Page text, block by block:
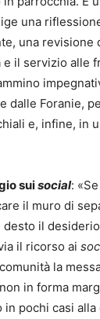
una
una revisione
e il servizio alle
dalle Foranie,
e, infine, in
suisocial:
il muro di
il
il ricorso ai
la
in forma
in pochi casi